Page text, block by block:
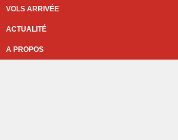
VOLS ARRIVÉE
ACTUALITÉ
A PROPOS